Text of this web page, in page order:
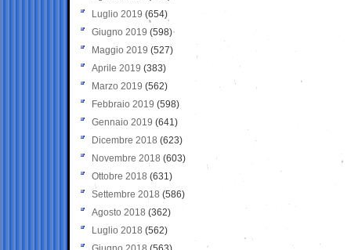
Luglio 2019 (654)
Giugno 2019 (598)
Maggio 2019 (527)
Aprile 2019 (383)
Marzo 2019 (562)
Febbraio 2019 (598)
Gennaio 2019 (641)
Dicembre 2018 (623)
Novembre 2018 (603)
Ottobre 2018 (631)
Settembre 2018 (586)
Agosto 2018 (362)
Luglio 2018 (562)